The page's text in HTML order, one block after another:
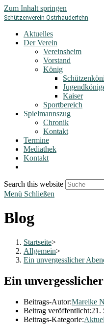
Zum Inhalt springen
Schützenverein Ostrhauderfehn
Aktuelles
Der Verein
Vereinsheim
Vorstand
König
Kaiser
Sportbereich
Spielmannszug
Chronik
Kontakt
Termine
Mediathek
Kontakt
Search this website
Menü Schließen
Blog
Startseite>
Allgemein>
Ein unvergesslicher
Ein
Beitrags-Autor:Mareike
Beitrag veröffentlicht:21.
Beitrags-Kategorie: